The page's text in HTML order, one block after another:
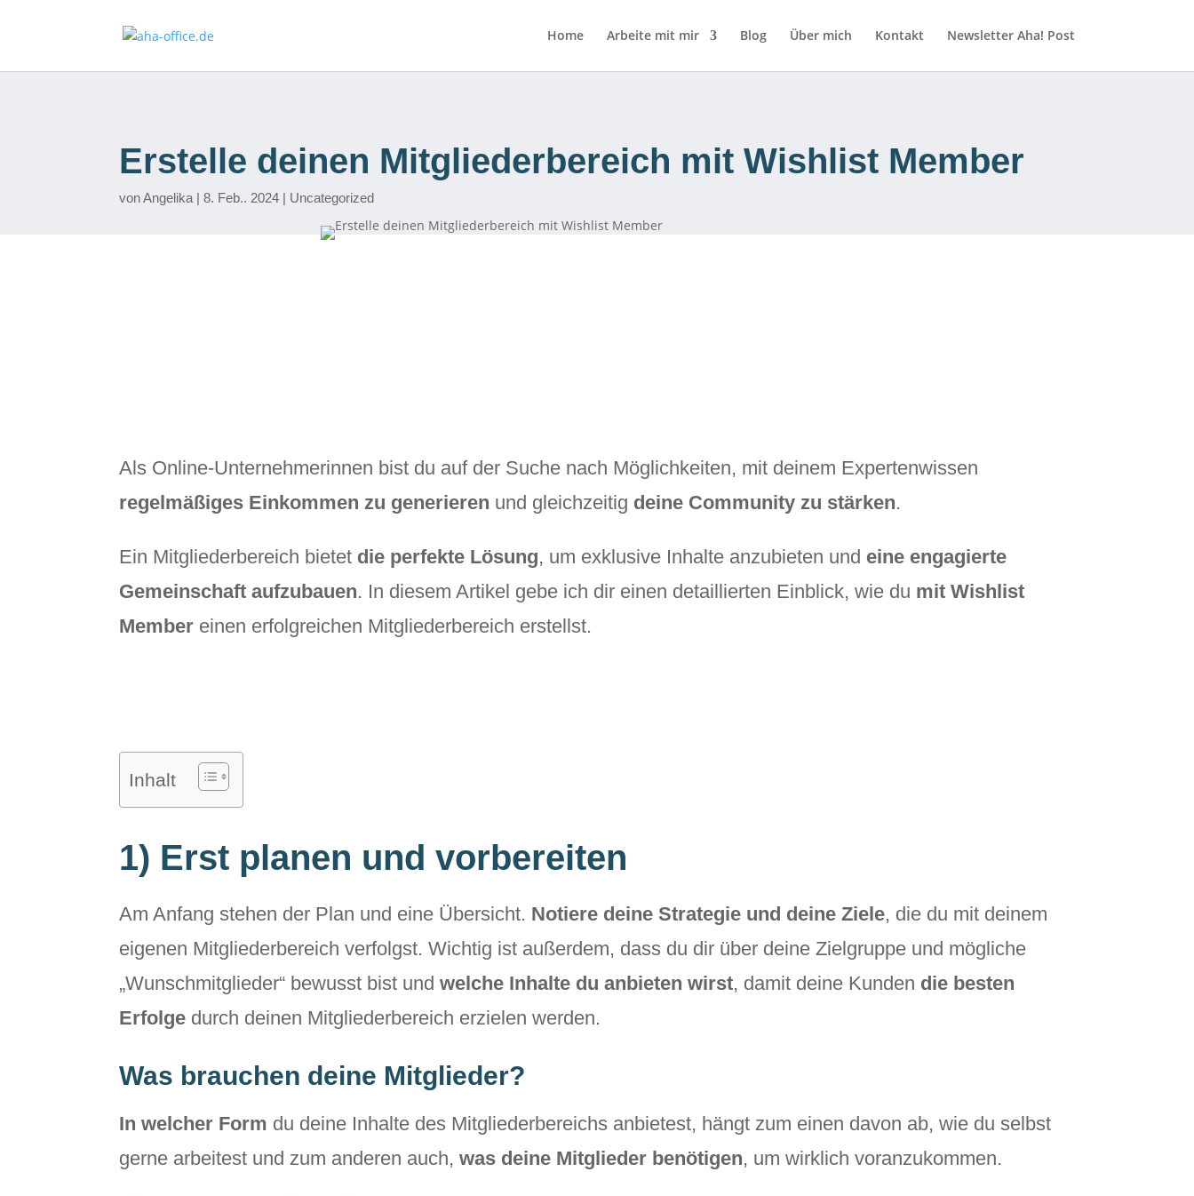
Home Arbeite mit mir Blog Über mich Kontakt Newsletter Aha! Post
Erstelle deinen Mitgliederbereich mit Wishlist Member
vonAngelika 8. Feb.. 2024 Uncategorized
Als Online-Unternehmerinnen bist du auf der Suche nach Möglichkeiten, mit deinem Expertenwissen
regelmäßiges Einkommen zu generieren und gleichzeitig deine Community zu stärken.
Ein Mitgliederbereich bietet die perfekte Lösung, um exklusive Inhalte anzubieten und eine engagierte
Gemeinschaft aufzubauen. In diesem Artikel gebe ich dir einen detaillierten Einblick, wie du mit Wishlist
Member einen erfolgreichen Mitgliederbereich erstellst.
Inhalt
1) Erst planen und vorbereiten
Am Anfang stehen der Plan und eine Übersicht. Notiere deine Strategie und deine Ziele, die du mit deinem
eigenen Mitgliederbereich verfolgst. Wichtig ist außerdem, dass du dir über deine Zielgruppe und mögliche
„Wunschmitglieder“ bewusst bist undwelche Inhalte du anbieten wirst, damit deine Kunden die besten
Erfolge durch deinen Mitgliederbereich erzielen werden.
Was brauchen deine Mitglieder?
In welcher Form du deine Inhalte des Mitgliederbereichs anbietest, hängt zum einen davon ab, wie du selbst
gerne arbeitest und zum anderen auch,was deine Mitglieder benötigen, um wirklich voranzukommen.